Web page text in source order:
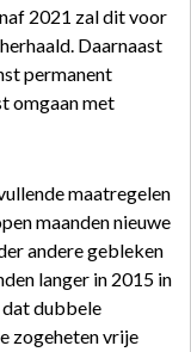
2021 zal dit voor
Daarnaast
permanent
omgaan met
maatregelen
maanden nieuwe
andere gebleken
langer in 2015 in
dat dubbele
zogeheten vrije